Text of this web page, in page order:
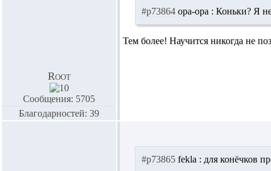
Root
Сообщения: 5705
Благодарностей: 39
#p73864 opa-opa : Коньки? Я
Тем более! Научится никогда не
#p73865 fekla : для конёчков